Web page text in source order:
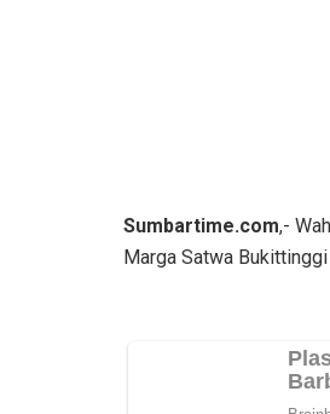
Sumbartime.com,-
Marga Satwa